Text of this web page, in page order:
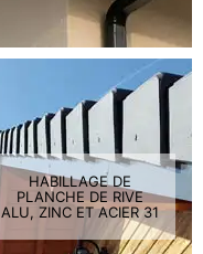
HABILLAGE DE
PLANCHE DE RIVE
ALU, ZINC ET ACIER 31